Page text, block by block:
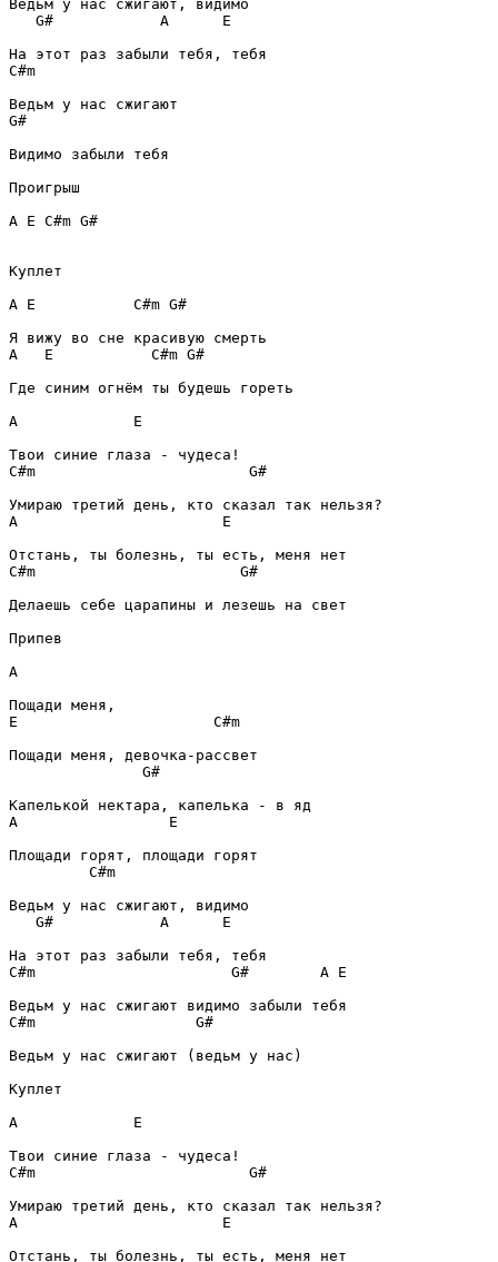
G#
A
E
C#m
G#
Видимо забыли тебя
Проигрыш
A E C#m G#
Куплет
A E C#m G#
A
E C#m G#
Где синим огнём ты будешь гореть
A
E
C#m
G#
A
E
C#m
G#
Делаешь себе царапины и лезешь на свет
Припев
A
E
C#m
G#
A
E
C#m
G#
A
E
C#m
G# A E
C#m
G#
Ведьм у нас сжигают (ведьм у нас)
Куплет
A
E
C#m
G#
A
E